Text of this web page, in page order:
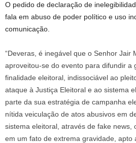
O pedido de declaração de
fala em abuso de poder político e uso
comunicação.
“Deveras, é inegável que o Senhor Jair
aproveitou-se do evento para difundir a
finalidade eleitoral, indissociável ao
ataque à Justiça Eleitoral e ao sistema
parte da sua estratégia de campanha
nítida veiculação de atos abusivos em
sistema eleitoral, através de fake news,
em um fato de extrema gravidade, apto